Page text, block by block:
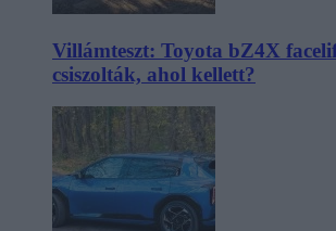
Villámteszt: Toyota bZ4X
csiszolták, ahol kellett?